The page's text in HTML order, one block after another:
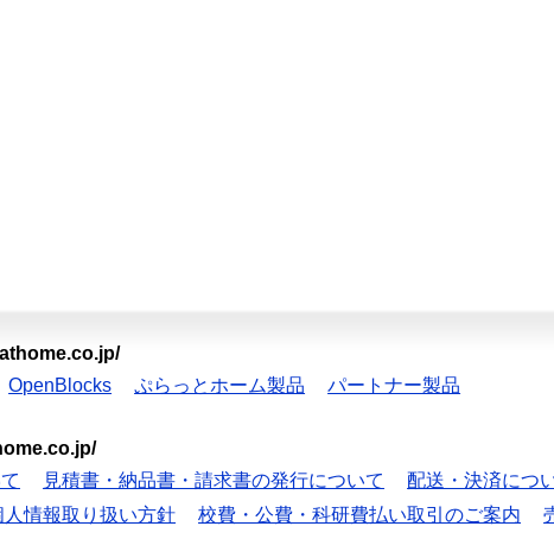
OpenBlocks ぷらっとホーム製品 パートナー製品
見積書・納品書・請求書の発行について 配送・決済につ
人情報取り扱い方針 校費・公費・科研費払い取引のご案内